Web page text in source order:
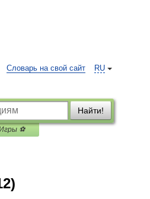
RU
Словарь на свой сайт
Найти!
⚽